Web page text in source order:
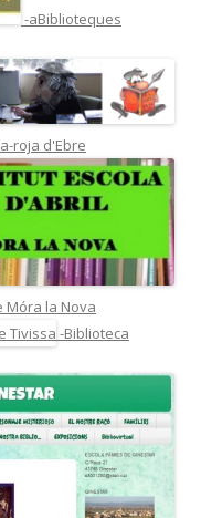
-aBiblioteques
roja d'Ebre
Móra la Nova
-Biblioteca